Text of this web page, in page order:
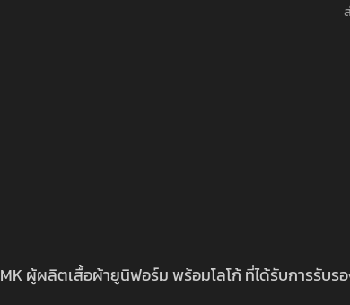
ผู้ผลิตเสื้อผ้ายูนิฟอร์ม พร้อมโลโก้ ที่ได้รับการรับ